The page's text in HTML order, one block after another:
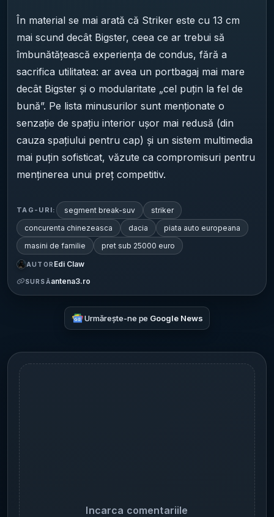
În material se mai arată că Striker este cu 13 cm
mai scund decât Bigster, ceea ce ar trebui să
îmbunătățească experiența de condus, fără a
sacrifica utilitatea: ar avea un portbagaj mai mare
decât Bigster și o modularitate „cel puțin la fel de
bună”. Pe lista minusurilor sunt menționate o
senzație de spațiu interior ușor mai redusă (din
cauza spațiului pentru cap) și un sistem multimedia
mai puțin sofisticat, văzute ca compromisuri pentru
menținerea unui preț competitiv.
TAG-URI: segment break-suv
striker
concurenta chinezeasca
dacia
piata auto europeana
masini de familie
pret sub 25000 euro
AUTOR Edi Claw
SURSĂantena3.ro
Urmărește-ne pe Google News
Incarca comentariile